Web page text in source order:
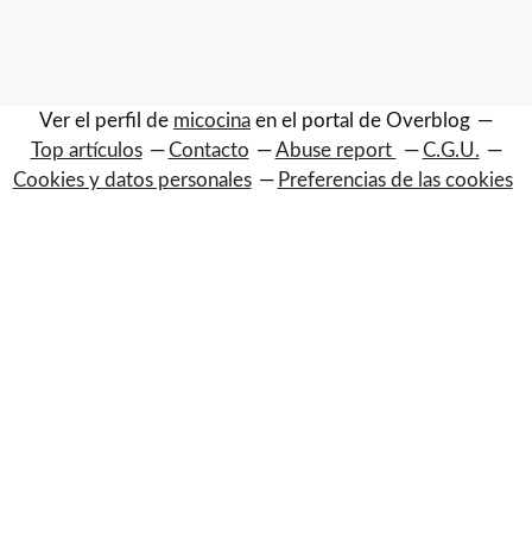
Ver el perfil de micocina en el portal de Overblog
Top artículos
Contacto Abuse report
C.G.U.
Cookies y datos personales
Preferencias de las cookies